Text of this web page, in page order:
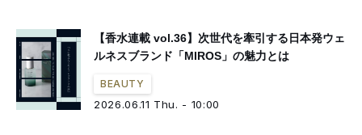
【香水連載 vol.36】次世代を牽引する日本発ウェ
ルネスブランド「MIROS」の魅力とは
BEAUTY
2026.06.11 Thu. - 10:00